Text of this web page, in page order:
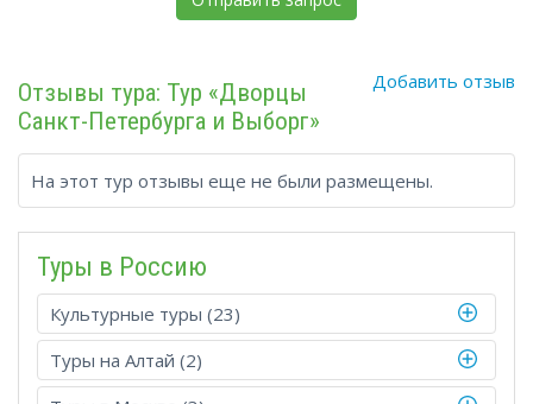
Добавить отзыв
Отзывы тура: Тур «Дворцы
Санкт-Петербурга и Выборг»
На этот тур отзывы еще не были размещены.
Туры в Росcию
Культурные туры (23)
Туры на Алтай (2)